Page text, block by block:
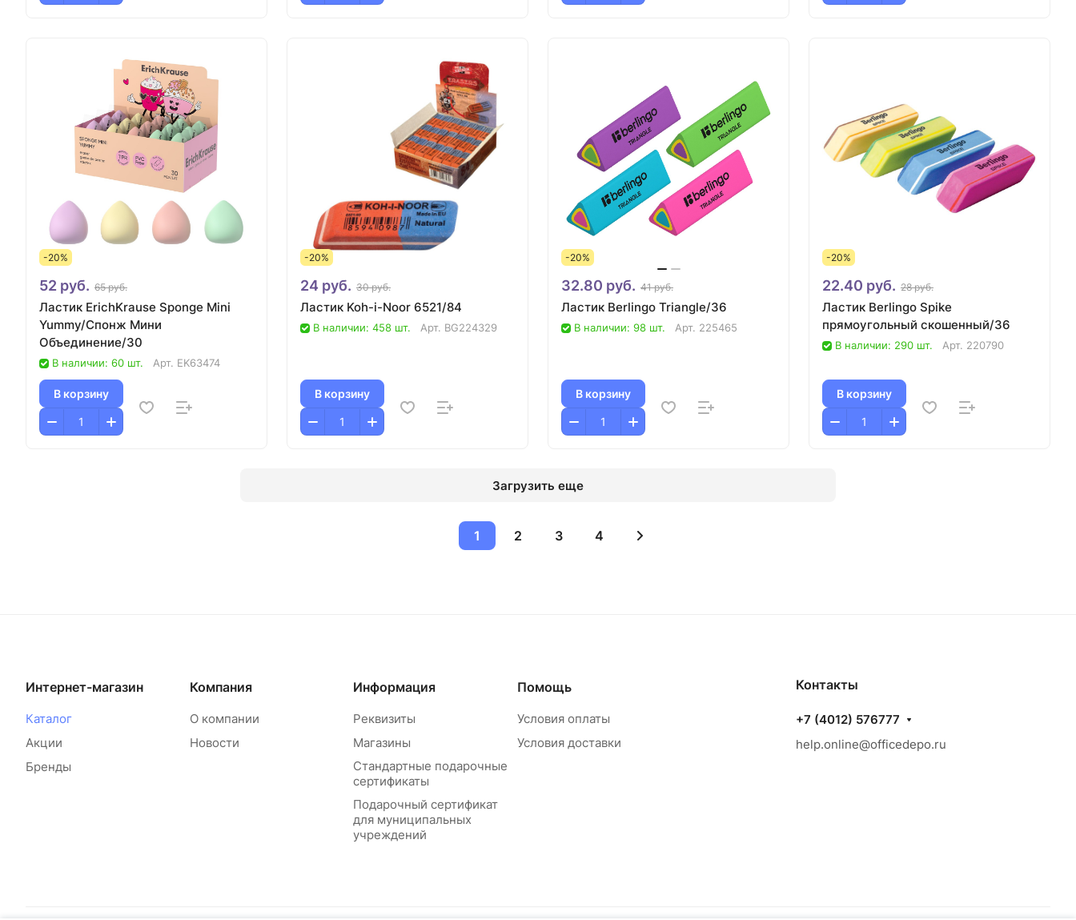
-20%
52 руб. 65 руб.
Ластик ErichKrause Sponge Mini
Yummy/Спонж Мини
Объединение/30
В наличии: 60 шт. Арт. EK63474
В корзину
-20%
24 руб. 30 руб.
Ластик Koh-i-Noor 6521/84
В наличии: 458 шт. Арт. BG224329
В корзину
-20%
32.80 руб. 41 руб.
Ластик Berlingo Triangle/36
В наличии: 98 шт. Арт. 225465
В корзину
-20%
22.40 руб. 28 руб.
Ластик Berlingo Spike
прямоугольный скошенный/36
В наличии: 290 шт. Арт. 220790
В корзину
Загрузить еще
1 2 3 4
Интернет-магазин
Каталог
Акции
Бренды
Компания
О компании
Новости
Информация
Реквизиты
Магазины
Стандартные подарочные
сертификаты
Подарочный сертификат
для муниципальных
учреждений
Помощь
Условия оплаты
Условия доставки
Контакты
+7 (4012) 576777
help.online@officedepo.ru